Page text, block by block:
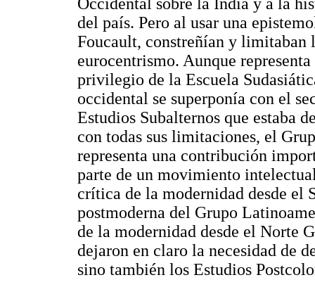
del país. Pero al usar una
Foucault, constreñían y limitaban
eurocentrismo. Aunque
privilegio de la Escuela
occidental se superponía con el
Estudios Subalternos que estaba
con todas sus limitaciones, el
representa una contribución
parte de un movimiento
crítica de la modernidad desde el
postmoderna del Grupo
de la modernidad desde el Norte
dejaron en claro la necesidad de
sino también los Estudios